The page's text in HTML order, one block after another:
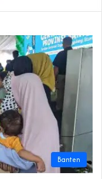
Banten